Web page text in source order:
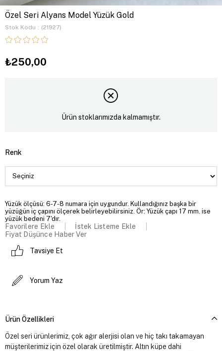
Özel Seri Alyans Model Yüzük Gold
Stok Kodu (21927)
₺250,00
Ürün stoklarımızda kalmamıştır.
Renk
Yüzük ölçüsü: 6-7-8 numara için uygundur. Kullandığınız başka bir
yüzüğün iç çapını ölçerek belirleyebilirsiniz. Ör: Yüzük çapı 17 mm. ise
yüzük bedeni 7'dır.
Favorilere Ekle
İstek Listeme Ekle
Fiyat Düşünce Haber Ver
Tavsiye Et
Yorum Yaz
Ürün Özellikleri
Özel seri ürünlerimiz, çok ağır alerjisi olan ve hiç takı takamayan
müşterilerimiz için özel olarak üretilmiştir. Altın küpe dahi